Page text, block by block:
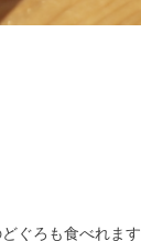
ぐろも食べれます